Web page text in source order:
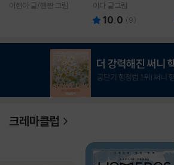
이현아 글/핸짱 그림 이다 글그림
10.0 (9)
크레마클럽